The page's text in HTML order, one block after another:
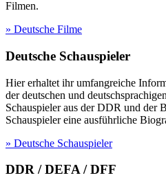
Filmen.
» Deutsche Filme
Deutsche Schauspieler
Hier erhaltet ihr umfangreiche
der deutschen und
Schauspieler aus der DDR und der
Schauspieler eine ausführliche
» Deutsche Schauspieler
DDR / DEFA / DFF